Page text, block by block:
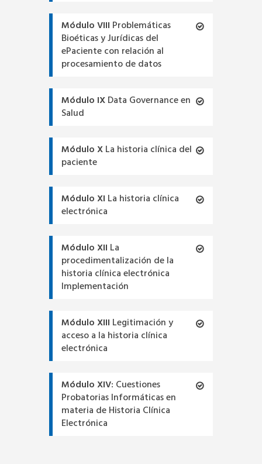
Módulo VIII Problemáticas
Bioéticas y Jurídicas del
ePaciente con relación al
procesamiento de datos
Módulo IXData Governance en
Salud
Módulo XLa historia clínica del
paciente
Módulo XI La historia clínica
electrónica
Módulo XII La
procedimentalización de la
historia clínica electrónica
Implementación
Módulo XIII Legitimación y
acceso a la historia clínica
electrónica
Módulo XIV: Cuestiones
Probatorias Informáticas en
materia de Historia Clínica
Electrónica